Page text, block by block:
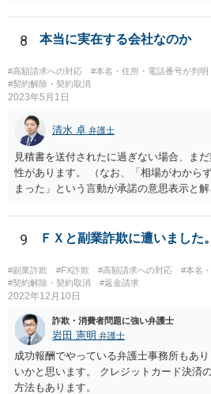
8 本当に実在する会社なのか
#高額請求への対応 #本名・住所・電話番号が判明
#契約解除・契約取消
2023年5月1日
清水 卓 弁護士
見積書を送付されたに過ぎない場合、ま
性があります。 （なお、「相場がわから
まった」という言動が承諾の意思表示と
る余地があるかもしれません）。 いず
等に不安を感じるのであれば、相手方と
て、見積書等の相手方の表示（名称、代
に、法務局で商業•法人登記の登記事項証
も考えられます（相手の会社が実在する会
る相手が代表権限を有しているのか等に
録内容を確かめることができます）。 【
ww.moj.go.jp/MINJI/houjintouki.html
9 ＦＸと副業詐欺に遭いました。
#副業詐欺 #FX詐欺 #高額請求への対応
#本名
#契約解除・契約取消
#返金請求
2022年12月10日
詐欺・消費者問題に強い弁護士
岩田 憲明 弁護士
成功報酬でやっている弁護士事務所もあ
いかと思います。 クレジットカード決済
方法もあります。